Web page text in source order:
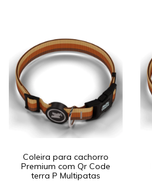
Coleira para cachorro
Premium com Qr Code
terra P Multipatas